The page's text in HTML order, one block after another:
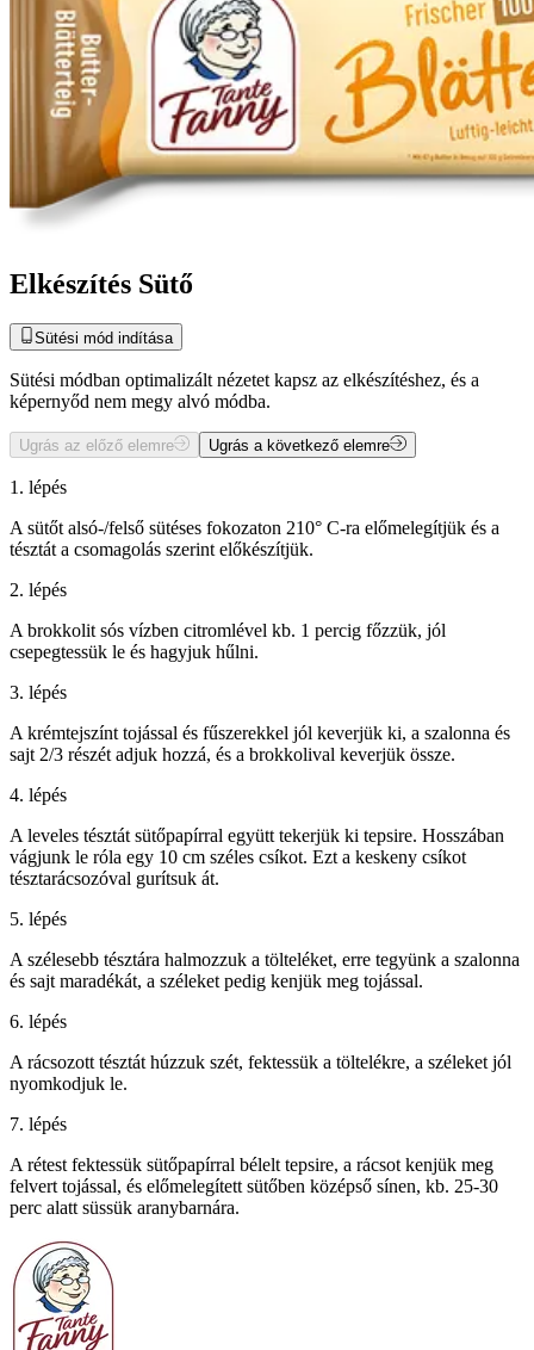
Elkészítés Sütő
Sütési mód indítása
Sütési módban optimalizált nézetet kapsz az elkészítéshez, és a
képernyőd nem megy alvó módba.
Ugrás az előző elemre Ugrás a következő elemre
1. lépés
A sütőt alsó-/felső sütéses fokozaton 210° C-ra előmelegítjük és a
tésztát a csomagolás szerint előkészítjük.
2. lépés
A brokkolit sós vízben citromlével kb. 1 percig főzzük, jól
csepegtessük le és hagyjuk hűlni.
3. lépés
A krémtejszínt tojással és fűszerekkel jól keverjük ki, a szalonna és
sajt 2/3 részét adjuk hozzá, és a brokkolival keverjük össze.
4. lépés
A leveles tésztát sütőpapírral együtt tekerjük ki tepsire. Hosszában
vágjunk le róla egy 10 cm széles csíkot. Ezt a keskeny csíkot
tésztarácsozóval gurítsuk át.
5. lépés
A szélesebb tésztára halmozzuk a tölteléket, erre tegyünk a szalonna
és sajt maradékát, a széleket pedig kenjük meg tojással.
6. lépés
A rácsozott tésztát húzzuk szét, fektessük a töltelékre, a széleket jól
nyomkodjuk le.
7. lépés
A rétest fektessük sütőpapírral bélelt tepsire, a rácsot kenjük meg
felvert tojással, és előmelegített sütőben középső sínen, kb. 25-30
perc alatt süssük aranybarnára.